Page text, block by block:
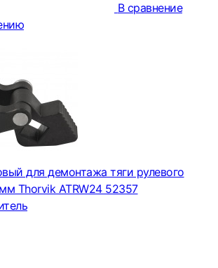
В сравнение
для демонтажа тяги рулевого
Thorvik ATRW24 52357